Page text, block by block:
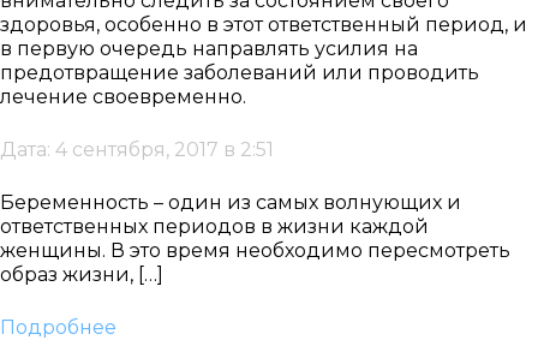
здоровья, особенно в этот ответственный период, и
в первую очередь направлять усилия на
предотвращение заболеваний или проводить
лечение своевременно.
Дата: 4 сентября, 2017 в 2:51
Беременность – один из самых волнующих и
ответственных периодов в жизни каждой
женщины. В это время необходимо пересмотреть
образ жизни, […]
Подробнее